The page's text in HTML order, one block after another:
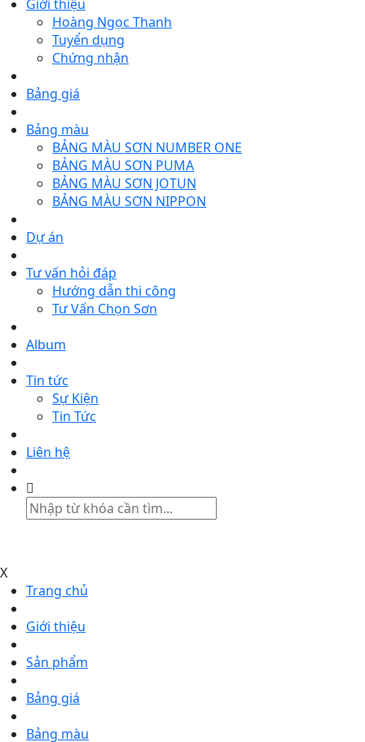
Giới thiệu
Hoàng Ngọc Thanh
Tuyển dụng
Chứng nhận
Bảng giá
Bảng màu
BẢNG MÀU SƠN NUMBER ONE
BẢNG MÀU SƠN PUMA
BẢNG MÀU SƠN JOTUN
BẢNG MÀU SƠN NIPPON
Dự án
Tư vấn hỏi đáp
Hướng dẫn thi công
Tư Vấn Chọn Sơn
Album
Tin tức
Sự Kiện
Tin Tức
Liên hệ
X
Trang chủ
Giới thiệu
Sản phẩm
Bảng giá
Bảng màu